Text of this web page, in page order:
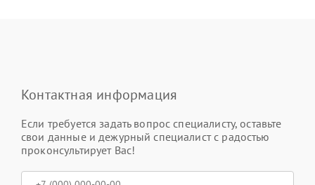
Контактная информация
Если требуется задать вопрос специалисту, оставьте
свои данные и дежурный специалист с радостью
проконсультирует Вас!